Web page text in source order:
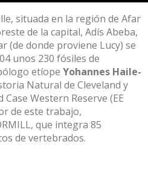
situada en la región de Afar
de la capital, Adís Abeba,
(de donde proviene Lucy) se
unos 230 fósiles de
etíope Yohannes Haile-
Natural de Cleveland y
Western Reserve (EE
de este trabajo,
, que integra 85
de vertebrados.